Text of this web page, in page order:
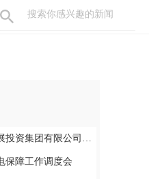
资集团有限公司调研
保障工作调度会